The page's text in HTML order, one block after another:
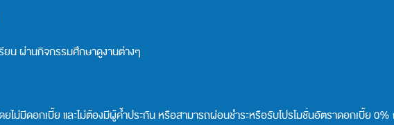
ยน ผ่านกิจกรรมศึกษาดูงานต่างๆ
ดยไม่มีดอกเบี้ย และไม่ต้องมีผู้ค้ำประกัน หรือสามารถผ่อนชำระหรือรับโปรโมชั่นอัตราดอกเบี้ย